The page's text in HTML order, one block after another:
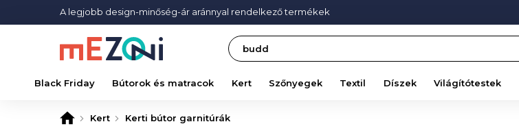
A legjobb design-minőség-ár aránnyal rendelkező termékek
Search
Black Friday Bútorok és matracok Kert Szőnyegek Textil Díszek Világítótestek
Kert Kerti bútor garnitúrák